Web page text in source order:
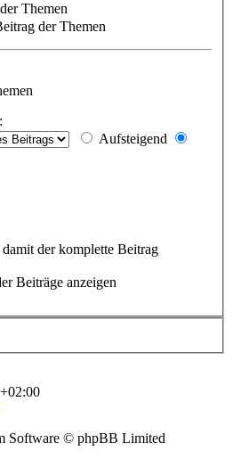
Themen
der Themen
Aufsteigend
der komplette Beitrag
Beiträge anzeigen
Software © phpBB Limited